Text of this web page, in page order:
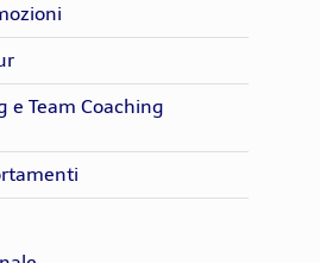
e Team Coaching